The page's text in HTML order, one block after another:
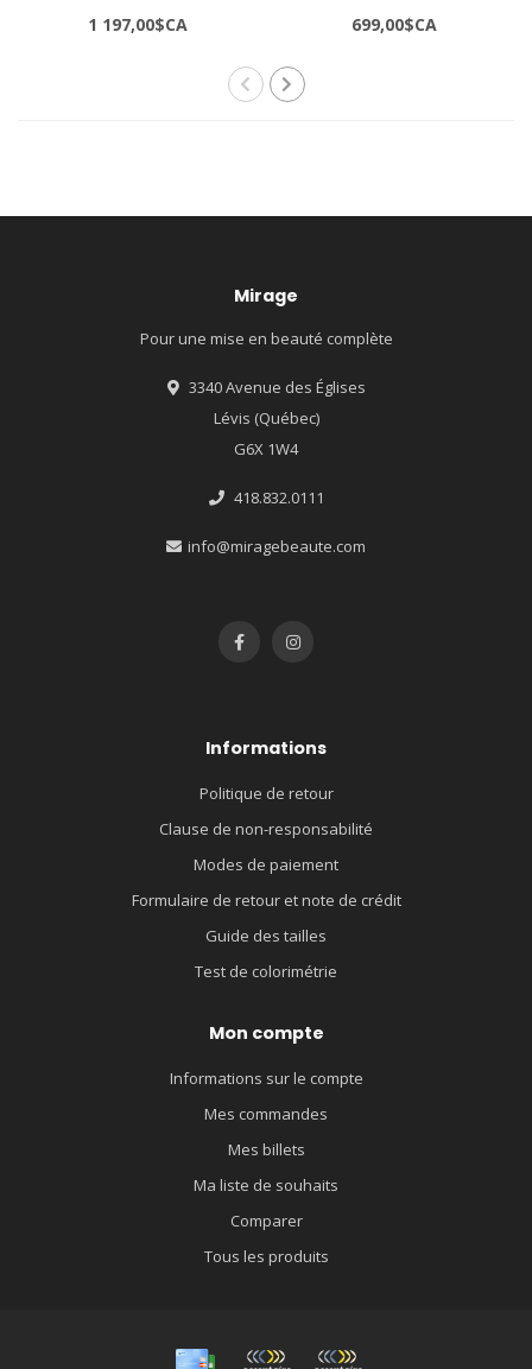
1 197,00$CA 699,00$CA
Mirage
Pour une mise en beauté complète
3340 Avenue des Églises
Lévis (Québec)
G6X 1W4
418.832.0111
info@miragebeaute.com
Informations
Politique de retour
Clause de non-responsabilité
Modes de paiement
Formulaire de retour et note de crédit
Guide des tailles
Test de colorimétrie
Mon compte
Informations sur le compte
Mes commandes
Mes billets
Ma liste de souhaits
Comparer
Tous les produits